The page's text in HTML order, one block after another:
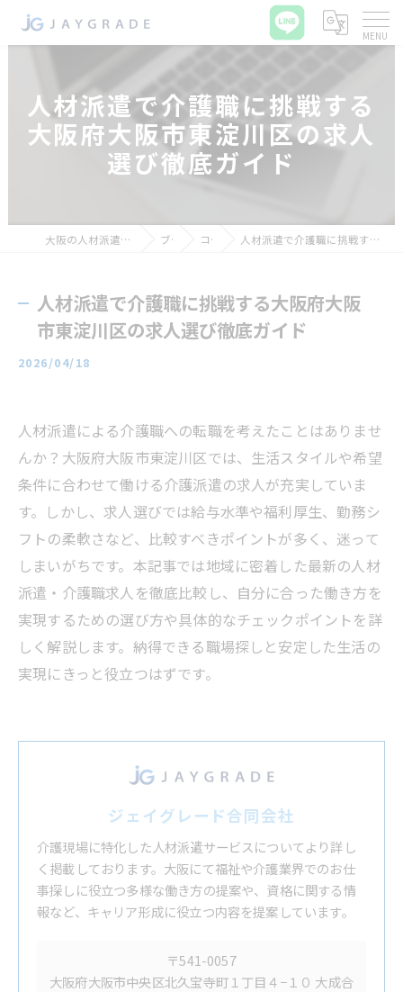
人材派遣で介護職に挑戦する
大阪府大阪市東淀川区の求人
選び徹底ガイド
大阪の人材派遣ならジェイグレード合同会社 ブログ コラム 人材派遣で介護職に挑戦する大阪府大阪市東淀川区の求人選び徹底ガイド
人材派遣で介護職に挑戦する大阪府大阪
市東淀川区の求人選び徹底ガイド
2026/04/18
人材派遣による介護職への転職を考えたことはありませ
んか？大阪府大阪市東淀川区では、生活スタイルや希望
条件に合わせて働ける介護派遣の求人が充実していま
す。しかし、求人選びでは給与水準や福利厚生、勤務シ
フトの柔軟さなど、比較すべきポイントが多く、迷って
しまいがちです。本記事では地域に密着した最新の人材
派遣・介護職求人を徹底比較し、自分に合った働き方を
実現するための選び方や具体的なチェックポイントを詳
しく解説します。納得できる職場探しと安定した生活の
実現にきっと役立つはずです。
ジェイグレード合同会社
介護現場に特化した人材派遣サービスについてより詳し
く掲載しております。大阪にて福祉や介護業界でのお仕
事探しに役立つ多様な働き方の提案や、資格に関する情
報など、キャリア形成に役立つ内容を提案しています。
〒541-0057
大阪府大阪市中央区北久宝寺町１丁目４−１０ 大成合